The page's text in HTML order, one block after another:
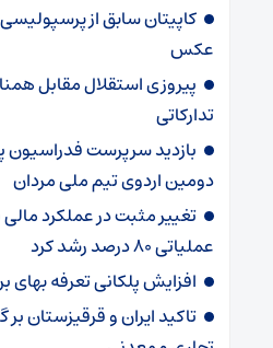
کاپیتان سابق از
عکس
پیروزی استقلال مقابل
تدارکاتی
بازدید سرپرست فدراسیون
دومین اردوی تیم ملی مردان
تغییر مثبت در عملکرد
عملیاتی ۸۰ درصد رشد کرد
افزایش پلکانی تعرفه
تاکید ایران و